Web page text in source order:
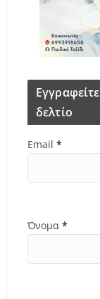
δελτίο
Email *
Όνομα *